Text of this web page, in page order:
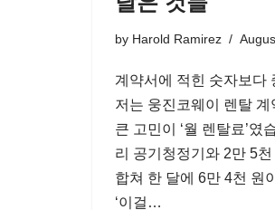
by Harold Ramirez
계약서에 적힌 숫자보다
저는 웅진코웨이 렌탈
큰 고민이 ‘월 렌탈료’였
리 공기청정기와 2만 5
합쳐 한 달에 6만 4천 원
‘이걸…